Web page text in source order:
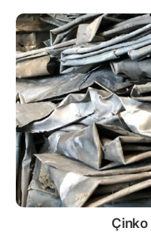
Çinko